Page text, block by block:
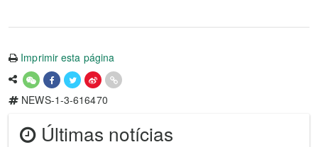
Imprimir esta página
NEWS-1-3-616470
Últimas notícias